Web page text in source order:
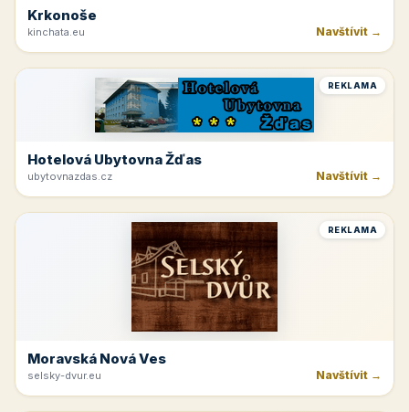
Krkonoše
kinchata.eu Navštívit →
REKLAMA
Hotelová Ubytovna Žďas
ubytovnazdas.cz Navštívit →
REKLAMA
Moravská Nová Ves
selsky-dvur.eu Navštívit →